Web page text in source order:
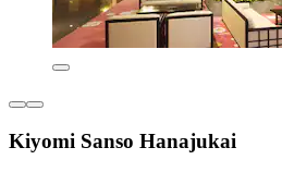
Kiyomi Sanso Hanajukai